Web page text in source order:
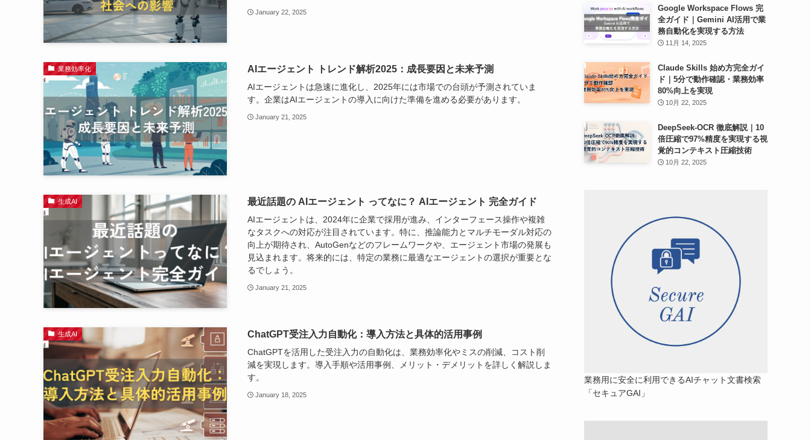
January 22, 2025
業務効率化 AIエージェント トレンド解析2025：成長要因と未来予測
AIエージェントは急速に進化し、2025年には市場での台頭が予測されていま
す。企業はAIエージェントの導入に向けた準備を進める必要があります。
January 21, 2025
生成AI 最近話題の AIエージェント ってなに？ AIエージェント 完全ガイド
AIエージェントは、2024年に企業で採用が進み、インターフェース操作や複雑
なタスクへの対応が注目されています。特に、推論能力とマルチモーダル対応の
向上が期待され、AutoGenなどのフレームワークや、エージェント市場の発展も
見込まれます。将来的には、特定の業務に最適なエージェントの選択が重要とな
るでしょう。
January 21, 2025
生成AI ChatGPT受注入力自動化：導入方法と具体的活用事例
ChatGPTを活用した受注入力の自動化は、業務効率化やミスの削減、コスト削
減を実現します。導入手順や活用事例、メリット・デメリットを詳しく解説しま
す。
January 18, 2025
Google Workspace Flows 完
全ガイド｜Gemini AI活用で業
務自動化を実現する方法
11月 14, 2025
Claude Skills 始め方完全ガイ
ド｜5分で動作確認・業務効率
80%向上を実現
10月 22, 2025
DeepSeek-OCR 徹底解説｜10
倍圧縮で97%精度を実現する視
覚的コンテキスト圧縮技術
10月 22, 2025
業務用に安全に利用できるAIチャット文書検索
「セキュアGAI」